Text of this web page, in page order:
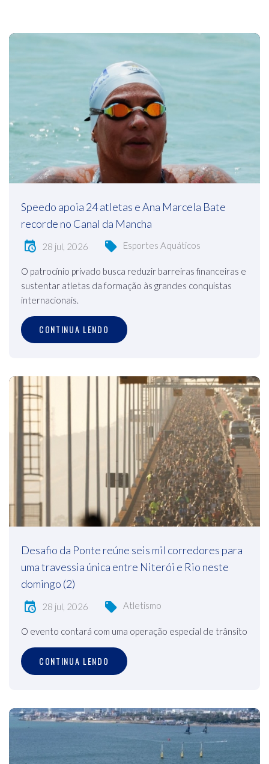
Speedo apoia 24 atletas e Ana Marcela Bate
recorde no Canal da Mancha
28 jul, 2026 Esportes Aquáticos
O patrocínio privado busca reduzir barreiras financeiras e
sustentar atletas da formação às grandes conquistas
internacionais.
CONTINUA LENDO
Desafio da Ponte reúne seis mil corredores para
uma travessia única entre Niterói e Rio neste
domingo (2)
28 jul, 2026 Atletismo
O evento contará com uma operação especial de trânsito
CONTINUA LENDO